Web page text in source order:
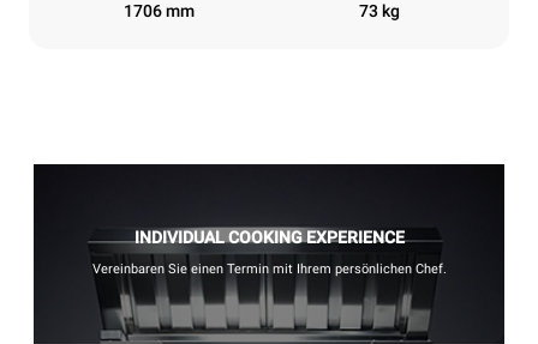
1706 mm 73 kg
INDIVIDUAL COOKING EXPERIENCE
Vereinbaren Sie einen Termin mit Ihrem persönlichen Chef.